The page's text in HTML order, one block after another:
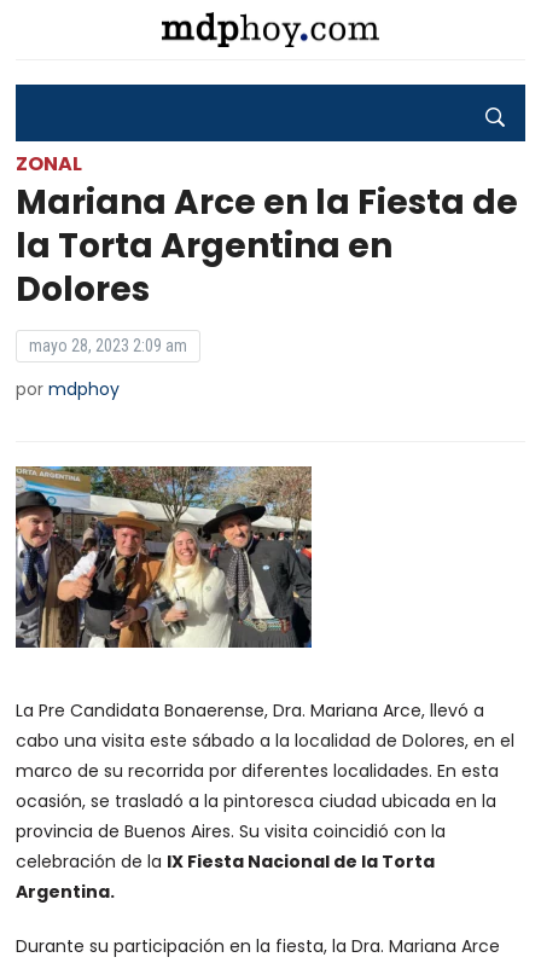
ZONAL
Mariana Arce en la Fiesta de
la Torta Argentina en
Dolores
mayo 28, 2023 2:09 am
pormdphoy
La Pre Candidata Bonaerense, Dra. Mariana Arce, llevó a
cabo una visita este sábado a la localidad de Dolores, en el
marco de su recorrida por diferentes localidades. En esta
ocasión, se trasladó a la pintoresca ciudad ubicada en la
provincia de Buenos Aires. Su visita coincidió con la
celebración de la lX Fiesta Nacional de la Torta
Argentina.
Durante su participación en la fiesta, la Dra. Mariana Arce